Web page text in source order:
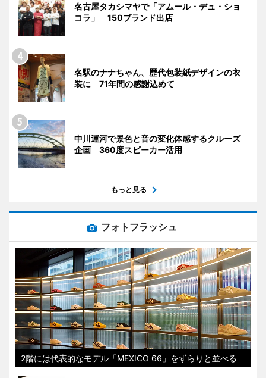
名古屋タカシマヤで「アムール・デュ・ショ
コラ」 150ブランド出店
名駅のナナちゃん、歴代包装紙デザインの衣
装に 71年間の感謝込めて
中川運河で景色と音の変化体感するクルーズ
企画 360度スピーカー活用
もっと見る
フォトフラッシュ
2階には代表的なモデル「MEXICO 66」をずらりと並べる